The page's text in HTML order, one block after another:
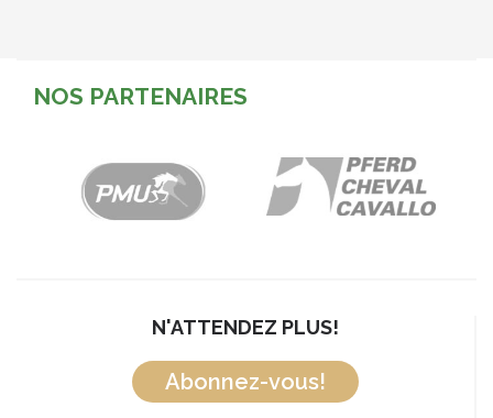
NOS PARTENAIRES
N'ATTENDEZ PLUS!
Abonnez-vous!